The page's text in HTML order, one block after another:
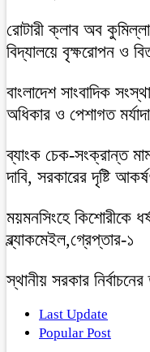
রোটারী ক্লাব অব
বিদ্যালয়ে বৃক্ষরোপন ও
বাংলাদেশ সাংবাদিক
অধিকার ও পেশাগত
ব্যাংক চেক-সংক্রান্ত
দাবি, সরকারের দৃষ্টি
ময়মনসিংহে কিশোরীকে
ব্ল্যাকমেইল,গ্রেপ্তার-১
স্থানীয় সরকার
Last Update
Popular Post